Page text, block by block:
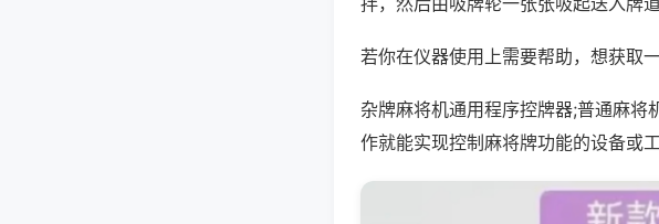
若你在仪器使用上需要帮助，想获取
杂牌麻将机通用程序控牌器;普通麻
作就能实现控制麻将牌功能的设备或工